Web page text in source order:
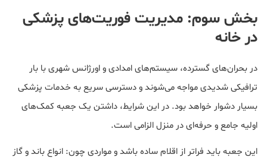
بخش سوم: مدیریت فوریت‌های پزشکی
در خانه
در بحران‌های گسترده، سیستم‌های امدادی و اورژانس شهری با بار
ترافیکی شدیدی مواجه می‌شوند و دسترسی سریع به خدمات پزشکی
بسیار دشوار خواهد بود. در این شرایط، داشتن یک جعبه کمک‌های
اولیه جامع و حرفه‌ای در منزل الزامی است.
این جعبه باید فراتر از اقلام ساده باشد و مواردی چون: انواع باند و گاز